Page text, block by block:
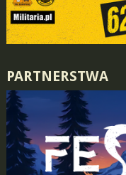
PARTNERSTWA